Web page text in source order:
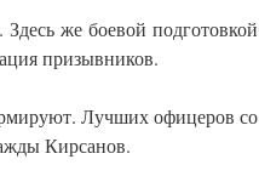
же боевой подготовкой
призывников.
Лучших офицеров со
Кирсанов.